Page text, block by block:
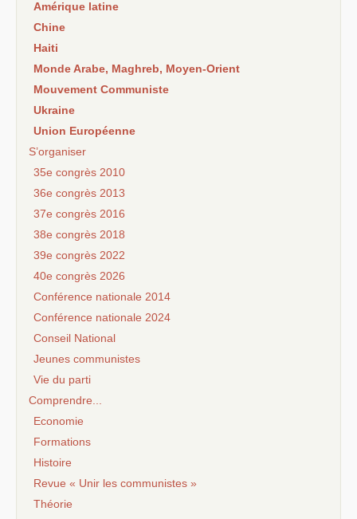
Amérique latine
Chine
Haiti
Monde Arabe, Maghreb, Moyen-Orient
Mouvement Communiste
Ukraine
Union Européenne
S’organiser
35e congrès 2010
36e congrès 2013
37e congrès 2016
38e congrès 2018
39e congrès 2022
40e congrès 2026
Conférence nationale 2014
Conférence nationale 2024
Conseil National
Jeunes communistes
Vie du parti
Comprendre...
Economie
Formations
Histoire
Revue « Unir les communistes »
Théorie